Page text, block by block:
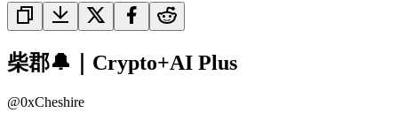
柴郡🔔｜Crypto+AI Plus
@0xCheshire